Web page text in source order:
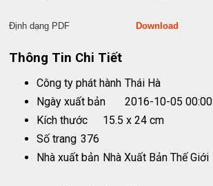
Định dạng PDF Download
Thông Tin Chi Tiết
Công ty phát hành Thái Hà
Ngày xuất bản
2016-10-05
Kích thước
15.5 x 24 cm
Số trang 376
Nhà xuất bản Nhà Xuất Bản Thế Giới